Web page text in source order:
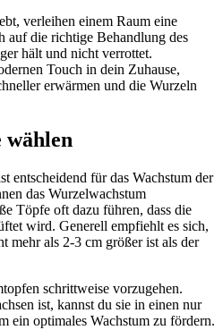
verleihen einem Raum eine
auf die richtige Behandlung des
hält und nicht verrottet.
Touch in dein Zuhause,
erwärmen und die Wurzeln
entscheidend für das Wachstum der
das Wurzelwachstum
Töpfe oft dazu führen, dass die
wird. Generell empfiehlt es sich,
mehr als 2-3 cm größer ist als der
schrittweise vorzugehen.
ist, kannst du sie in einen nur
ein optimales Wachstum zu fördern.